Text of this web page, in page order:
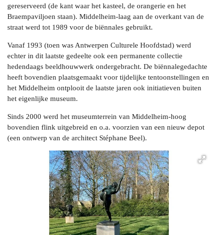
gereserveerd (de kant waar het kasteel, de orangerie en het
Braempaviljoen staan). Middelheim-laag aan de overkant van de
straat werd tot 1989 voor de biënnales gebruikt.
Vanaf 1993 (toen was Antwerpen Culturele Hoofdstad) werd
echter in dit laatste gedeelte ook een permanente collectie
hedendaags beeldhouwwerk ondergebracht. De biënnalegedachte
heeft bovendien plaatsgemaakt voor tijdelijke tentoonstellingen en
het Middelheim ontplooit de laatste jaren ook initiatieven buiten
het eigenlijke museum.
Sinds 2000 werd het museumterrein van Middelheim-hoog
bovendien flink uitgebreid en o.a. voorzien van een nieuw depot
(een ontwerp van de architect Stéphane Beel).